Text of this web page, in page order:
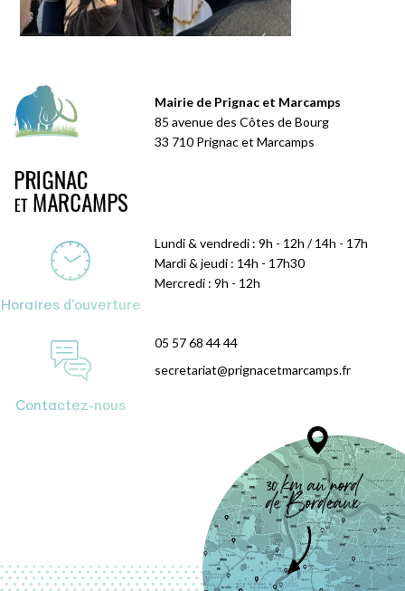
Mairie de Prignac et Marcamps
85 avenue des Côtes de Bourg
33 710 Prignac et Marcamps
Horaires d'ouverture
Lundi & vendredi : 9h - 12h / 14h - 17h
Mardi & jeudi : 14h - 17h30
Mercredi : 9h - 12h
Contactez-nous
05 57 68 44 44
secretariat@prignacetmarcamps.fr